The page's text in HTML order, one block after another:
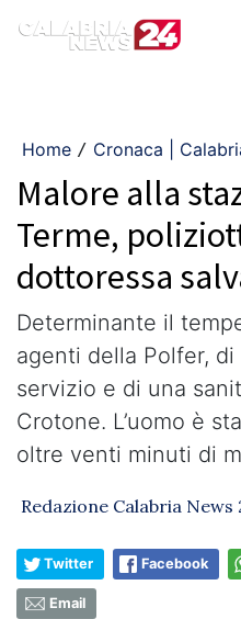
Home / Cronaca |
Malore alla
Terme,
dottoressa
Determinante il
agenti della Polfer,
servizio e di una
Crotone. L’uomo è
oltre venti minuti di
Redazione Calabria News
Twitter Facebook
Email